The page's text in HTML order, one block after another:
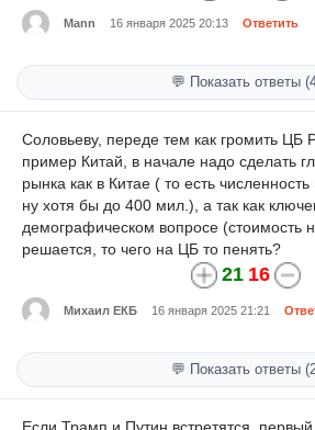
Mann 16 января 2025 20:13 Ответить
💬 Показать ответы
Соловьеву, переде тем как громить ЦБ
пример Китай, в начале надо сделать
рынка как в Китае ( то есть
ну хотя бы до 400 мил.), а так как
демографическом вопросе (стоимость
решается, то чего на ЦБ то пенять?
21 16
Михаил ЕКБ 16 января 2025 21:21
💬 Показать ответы
Если Трамп и Путин встретятся,